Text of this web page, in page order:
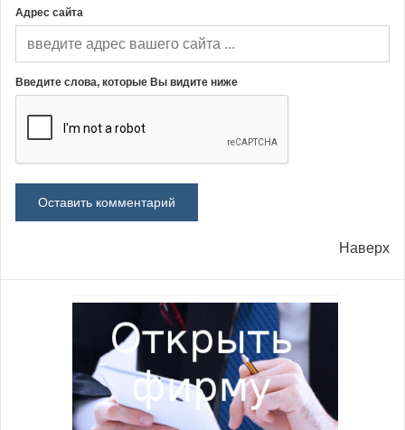
Адрес сайта
Введите слова, которые Вы видите ниже
Наверх